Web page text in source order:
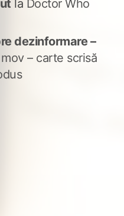
la Doctor Who
dezinformare –
– carte scrisă